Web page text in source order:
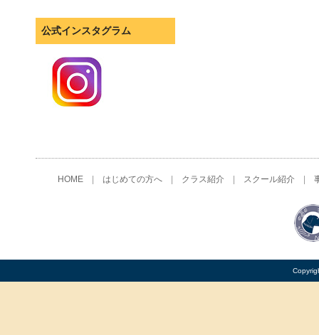
公式インスタグラム
HOME| はじめての方へ| クラス紹介| スクール紹介|